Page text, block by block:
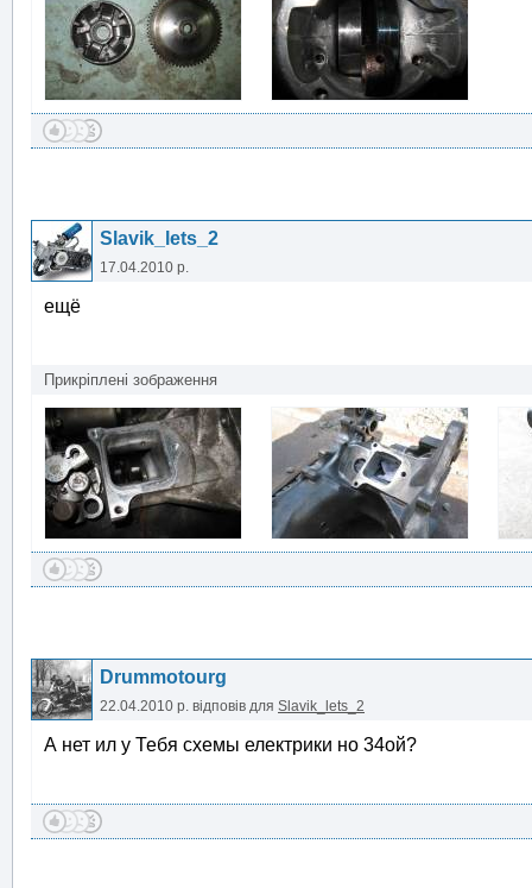
Slavik_lets_2
17.04.2010 р.
ещё
Прикріплені зображення
Drummotourg
22.04.2010 р. відповів для Slavik_lets_2
А нет ил у Тебя схемы електрики но 34ой?